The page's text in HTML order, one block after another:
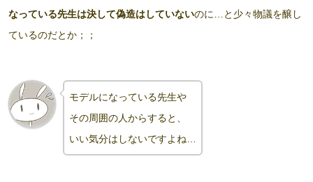
なっている先生は決して偽造はしていないのに…と少々物議を醸し
ているのだとか；；
モデルになっている先生や
その周囲の人からすると、
いい気分はしないですよね…